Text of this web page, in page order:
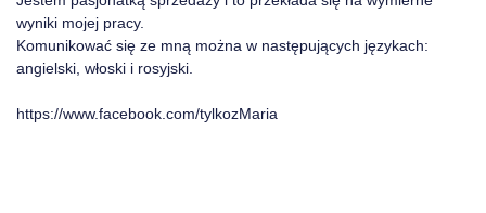
wyniki mojej pracy.
Komunikować się ze mną można w następujących językach:
angielski, włoski i rosyjski.
https://www.facebook.com/tylkozMaria